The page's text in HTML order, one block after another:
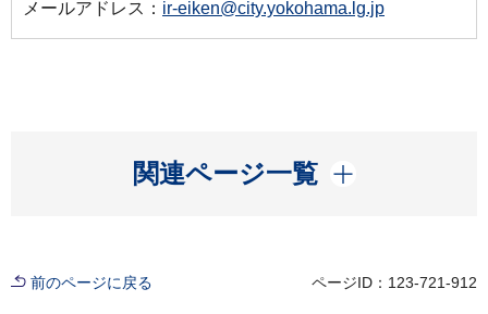
メールアドレス： ir-eiken@city.yokohama.lg.jp
関連ページ一覧
開く
前のページに戻る ページID：123-721-912